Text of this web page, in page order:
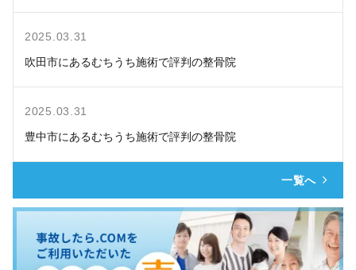
2025.03.31
吹田市にあるむちうち施術で評判の整骨院
2025.03.31
豊中市にあるむちうち施術で評判の整骨院
一覧へ